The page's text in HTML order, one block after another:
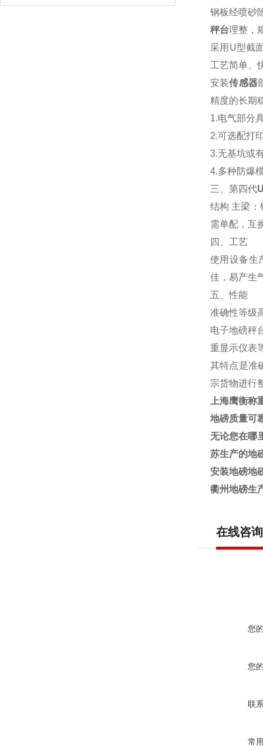
钢板经喷砂
秤台理整，
采用U型截
工艺简单、
安装传感器
精度的长期
1.电气部分
2.可选配打
3.无基坑
4.多种防爆
三、第四代
结构 主梁：
需单配，互
四、工艺
使用设备生
佳，易产生
五、性能
准确性等级
电子地磅秤
重显示仪表
其特点是准
宗货物进行
上海鹰衡称
地磅质量可
无论您在哪
苏生产的地
安装地磅地
衢州地磅生
在线咨询
您
您
联
常